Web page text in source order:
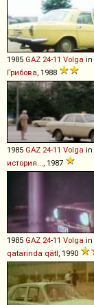
1985 GAZ 24-11 Volga in
Грибова, 1988
1985 GAZ 24-11 Volga in
история..., 1987
1985 GAZ 24-11 Volga in
qatarinda qätl, 1990